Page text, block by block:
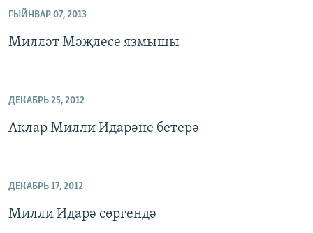
ГЫЙНВАР 07, 2013
Милләт Мәҗлесе язмышы
ДЕКАБРЬ 25, 2012
Аклар Милли Идарәне бетерә
ДЕКАБРЬ 17, 2012
Милли Идарә сөргендә